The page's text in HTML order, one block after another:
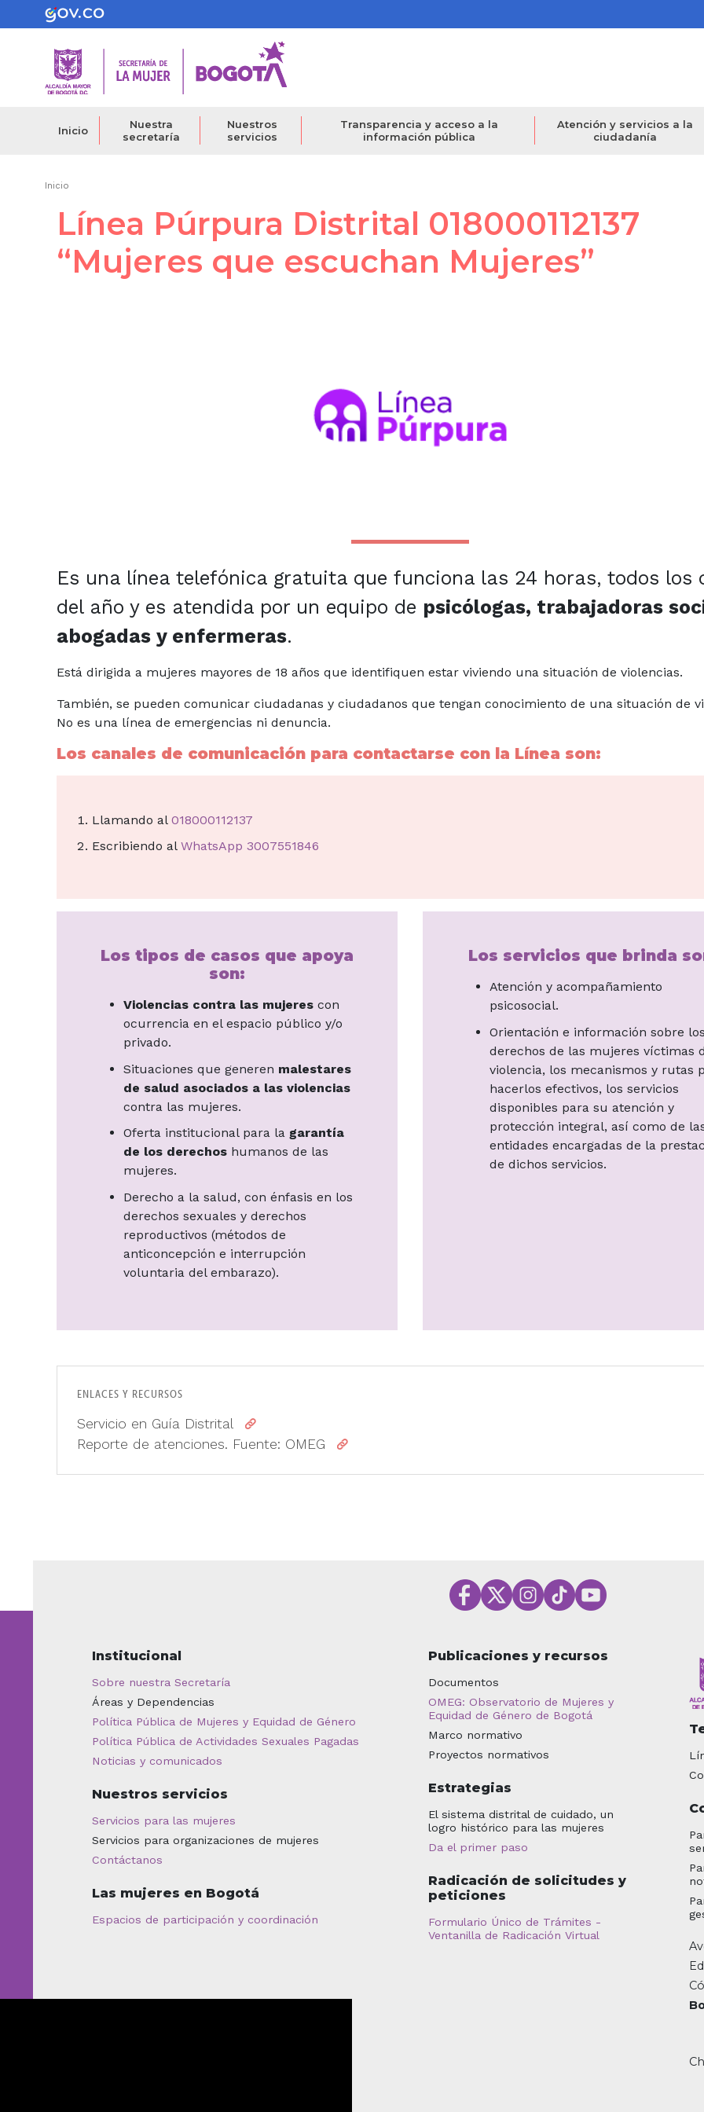
al
contenido
Inicio
Nuestra
secretaría
Nuestros
servicios
Transparencia y acceso a la
información pública
Atención y servicios a la
ciudadanía
Ruta
de
navegación
Inicio
Línea Púrpura Distrital 018000112137
“Mujeres que escuchan Mujeres”
Es una línea telefónica gratuita que funciona las 24 horas, todos los
del año y es atendida por un equipo de psicólogas, trabajadoras
abogadas y enfermeras.
Está dirigida a mujeres mayores de 18 años que identifiquen estar viviendo una situación de violencias.
También, se pueden comunicar ciudadanas y ciudadanos que tengan conocimiento de una situación de
No es una línea de emergencias ni denuncia.
Los canales de comunicación para contactarse con la Línea son:
Llamando al 018000112137
Escribiendo al WhatsApp 3007551846
Los tipos de casos que apoya
son:
Violencias contra las mujeres con
ocurrencia en el espacio público y/o
privado.
Situaciones que generen malestares
de salud asociados a las violencias
contra las mujeres.
Oferta institucional para la garantía
de los derechos humanos de las
mujeres.
Derecho a la salud, con énfasis en los
derechos sexuales y derechos
reproductivos (métodos de
anticoncepción e interrupción
voluntaria del embarazo).
Los servicios que brinda
Atención y acompañamiento
psicosocial.
Orientación e información sobre los
derechos de las mujeres víctimas
violencia, los mecanismos y rutas
hacerlos efectivos, los servicios
disponibles para su atención y
protección integral, así como de
entidades encargadas de la
de dichos servicios.
Servicio en Guía Distrital
Reporte de atenciones. Fuente: OMEG
Institucional
Sobre nuestra Secretaría
Áreas y Dependencias
Política Pública de Mujeres y Equidad de Género
Política Pública de Actividades Sexuales Pagadas
Noticias y comunicados
Nuestros servicios
Servicios para las mujeres
Servicios para organizaciones de mujeres
Contáctanos
Las mujeres en Bogotá
Espacios de participación y coordinación
Publicaciones y recursos
Documentos
OMEG: Observatorio de Mujeres y
Equidad de Género de Bogotá
Marco normativo
Proyectos normativos
Estrategias
El sistema distrital de cuidado, un
logro histórico para las mujeres
Da el primer paso
Radicación de solicitudes y
peticiones
Formulario Único de Trámites -
Ventanilla de Radicación Virtual